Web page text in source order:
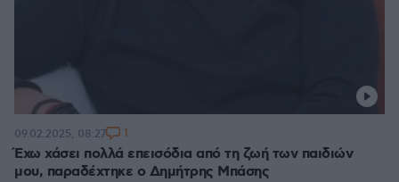
Έχω χάσει πολλά επεισόδια από τη ζωή των παιδιών
μου, παραδέχτηκε ο Δημήτρης Μπάσης
09.02.2025, 08:27 1